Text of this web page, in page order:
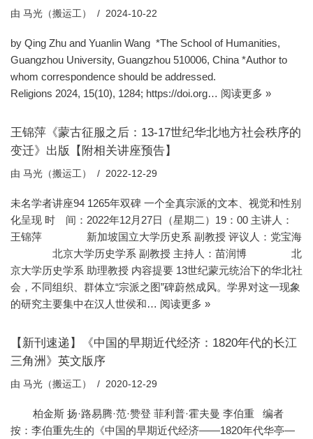
由 马光（搬运工） 2024-10-22
by Qing Zhu and Yuanlin Wang *The School of Humanities,
Guangzhou University, Guangzhou 510006, China *Author to
whom correspondence should be addressed.
Religions 2024, 15(10), 1284; https://doi.org… 阅读更多 »
王锦萍《​蒙古征服之后：13-17世纪华北地方社会秩序的
变迁》出版【附相关讲座预告】
由 马光（搬运工） 2022-12-29
未名学者讲座94 1265年双碑 一个全真宗派的文本、视觉和性别
化呈现 时 间：2022年12月27日（星期二）19：00 主讲人：
王锦萍 新加坡国立大学历史系 副教授 评议人：党宝海
北京大学历史学系 副教授 主持人：苗润博 北
京大学历史学系 助理教授 内容提要 13世纪蒙元统治下的华北社
会，不同组织、群体立“宗派之图”碑蔚然成风。学界对这一现象
的研究主要集中在汉人世侯和… 阅读更多 »
【新刊速递】《中国的早期近代经济：1820年代的长江
三角洲》英文版序
由 马光（搬运工） 2020-12-29
柏金斯 扬·路易腾·范·赞登 菲利普·霍夫曼 李伯重 编者
按：李伯重先生的《中国的早期近代经济——1820年代华亭—